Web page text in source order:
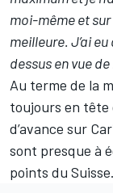
moi-même et sur
meilleure. J’ai
dessus en vue
Au terme de la
toujours en tête
d’avance sur
sont presque à
points du Suisse.